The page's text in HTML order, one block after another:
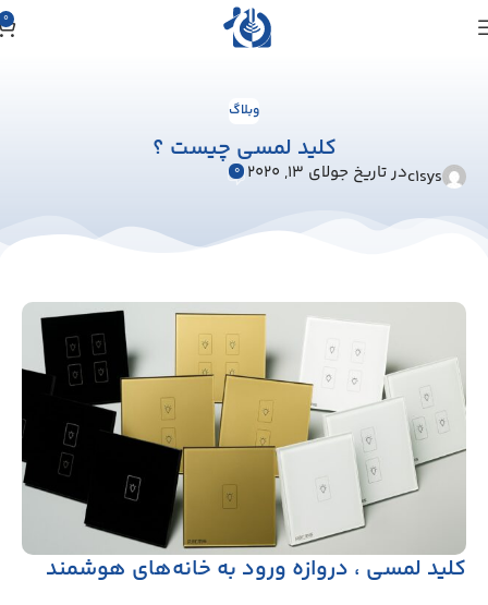
0
وبلاگ
کلید لمسی چیست ؟
c1sysدر تاریخ جولای 13, 2020 0
کلید لمسی ، دروازه ورود به خانه‌های هوشمند